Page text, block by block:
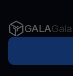
GALAGala